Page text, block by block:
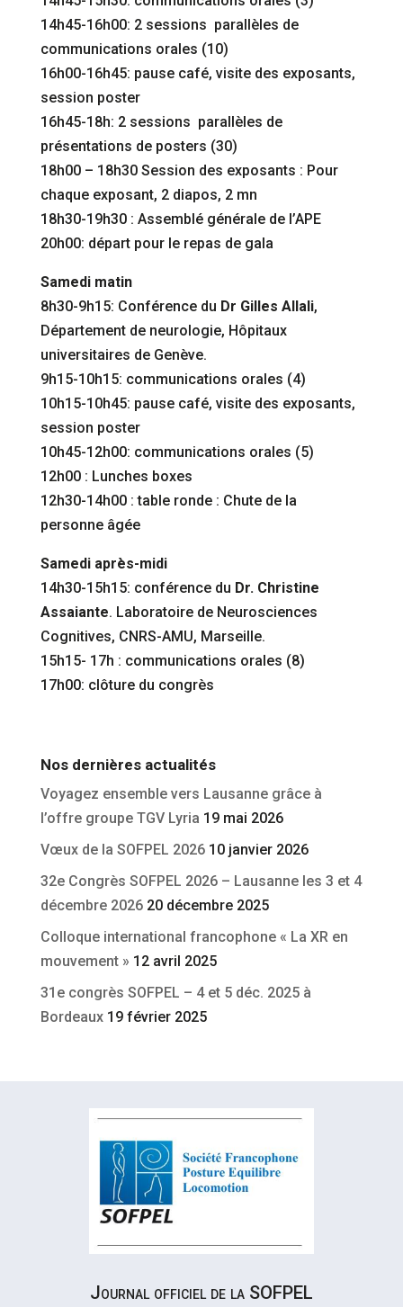
14h45-16h00: 2 sessions parallèles de
communications orales (10)
16h00-16h45: pause café, visite des exposants,
session poster
16h45-18h: 2 sessions parallèles de
présentations de posters (30)
18h00 – 18h30 Session des exposants : Pour
chaque exposant, 2 diapos, 2 mn
18h30-19h30 : Assemblé générale de l’APE
20h00: départ pour le repas de gala
Samedi matin
8h30-9h15: Conférence du Dr Gilles Allali,
Département de neurologie, Hôpitaux
universitaires de Genève.
9h15-10h15: communications orales (4)
10h15-10h45: pause café, visite des exposants,
session poster
10h45-12h00: communications orales (5)
12h00 : Lunches boxes
12h30-14h00 : table ronde : Chute de la
personne âgée
Samedi après-midi
14h30-15h15: conférence du Dr. Christine
Assaiante. Laboratoire de Neurosciences
Cognitives, CNRS-AMU, Marseille.
15h15- 17h : communications orales (8)
17h00: clôture du congrès
Nos dernières actualités
Voyagez ensemble vers Lausanne grâce à
l’offre groupe TGV Lyria 19 mai 2026
Vœux de la SOFPEL 2026 10 janvier 2026
32e Congrès SOFPEL 2026 – Lausanne les 3 et 4
décembre 2026 20 décembre 2025
Colloque international francophone « La XR en
mouvement » 12 avril 2025
31e congrès SOFPEL – 4 et 5 déc. 2025 à
Bordeaux 19 février 2025
Journal officiel de la SOFPEL